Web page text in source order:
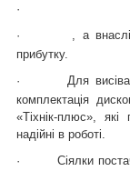
·
·
, а
прибутку.
·
Для
комплектація
«Тіхнік-плюс», які
надійні в роботі.
·
Сіялки